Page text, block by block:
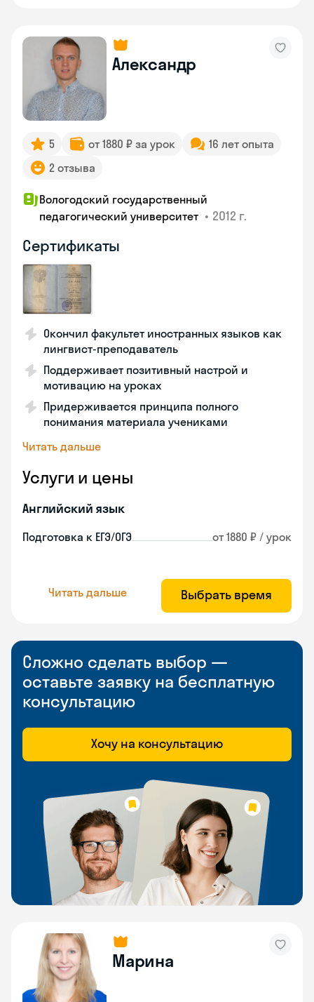
Александр
5 от 1880 ₽ за урок
16 лет опыта
2 отзыва
Вологодский государственный
педагогический университет • 2012 г.
Сертификаты
Окончил факультет иностранных языков как
лингвист-преподаватель
Поддерживает позитивный настрой и
мотивацию на уроках
Придерживается принципа полного
понимания материала учениками
Читать дальше
Услуги и цены
Английский язык
Подготовка к ЕГЭ/ОГЭ от 1880 ₽ / урок
Читать дальше Выбрать время
Сложно сделать выбор —
оставьте заявку на бесплатную
консультацию
Хочу на консультацию
Марина